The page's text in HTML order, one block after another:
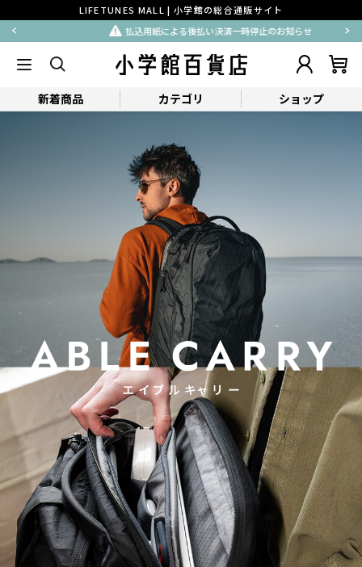
LIFETUNES MALL | 小学館の総合通販サイト
払込用紙による後払い決済一時停止のお知らせ
新着商品 カテゴリ ショップ